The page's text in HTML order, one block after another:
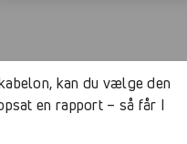
kan du vælge den
en rapport – så får I